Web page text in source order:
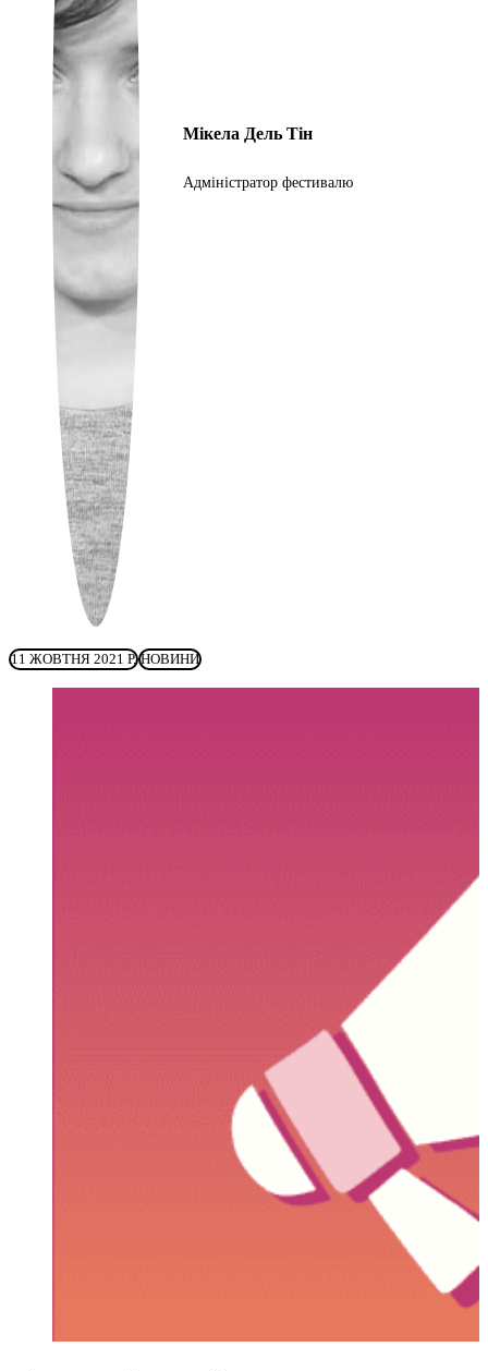
Portuguese
Мікела Дель Тін
Адміністратор фестивалю
11 ЖОВТНЯ 2021 Р. НОВИНИ